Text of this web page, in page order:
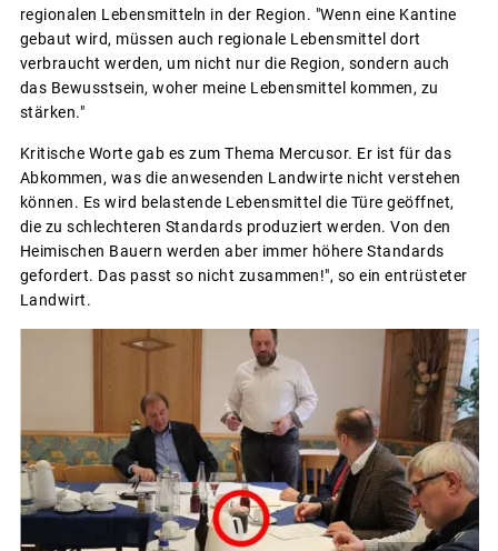
regionalen Lebensmitteln in der Region. "Wenn eine Kantine
gebaut wird, müssen auch regionale Lebensmittel dort
verbraucht werden, um nicht nur die Region, sondern auch
das Bewusstsein, woher meine Lebensmittel kommen, zu
stärken."
Kritische Worte gab es zum Thema Mercusor. Er ist für das
Abkommen, was die anwesenden Landwirte nicht verstehen
können. Es wird belastende Lebensmittel die Türe geöffnet,
die zu schlechteren Standards produziert werden. Von den
Heimischen Bauern werden aber immer höhere Standards
gefordert. Das passt so nicht zusammen!", so ein entrüsteter
Landwirt.